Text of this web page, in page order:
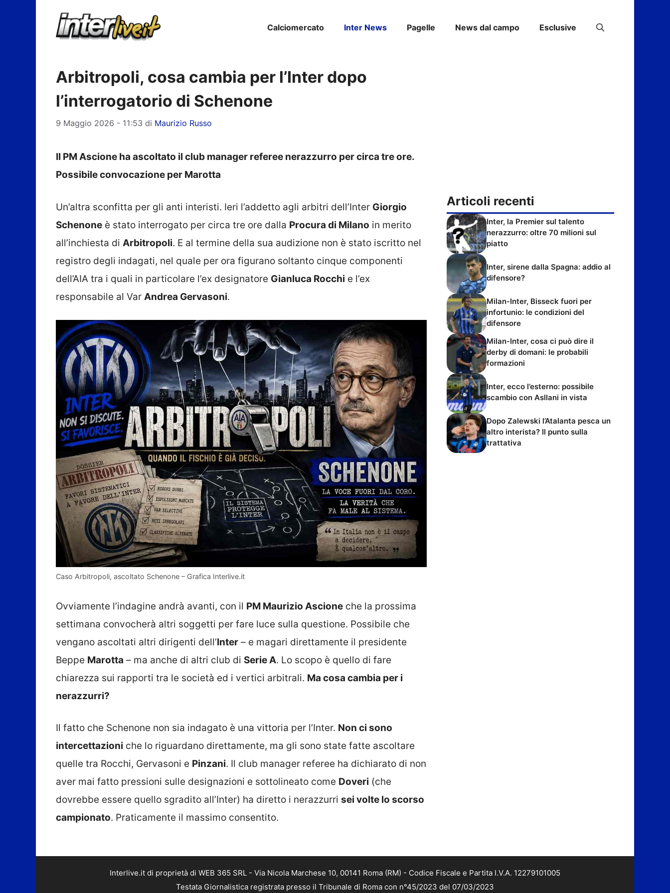
Calciomercato Inter News Pagelle News dal campo Esclusive
Arbitropoli, cosa cambia per l’Inter dopo
l’interrogatorio di Schenone
9 Maggio 2026 - 11:53 di Maurizio Russo
Il PM Ascione ha ascoltato il club manager referee nerazzurro per circa tre ore.
Possibile convocazione per Marotta
Un’altra sconfitta per gli anti interisti. Ieri l’addetto agli arbitri dell’Inter Giorgio
Schenone è stato interrogato per circa tre ore dalla Procura di Milano in merito
all’inchiesta di Arbitropoli. E al termine della sua audizione non è stato iscritto nel
registro degli indagati, nel quale per ora figurano soltanto cinque componenti
dell’AIA tra i quali in particolare l’ex designatore Gianluca Rocchi e l’ex
responsabile al Var Andrea Gervasoni.
Caso Arbitropoli, ascoltato Schenone – Grafica Interlive.it
Ovviamente l’indagine andrà avanti, con il PM Maurizio Ascione che la prossima
settimana convocherà altri soggetti per fare luce sulla questione. Possibile che
vengano ascoltati altri dirigenti dell’Inter – e magari direttamente il presidente
Beppe Marotta – ma anche di altri club di Serie A. Lo scopo è quello di fare
chiarezza sui rapporti tra le società ed i vertici arbitrali. Ma cosa cambia per i
nerazzurri?
Il fatto che Schenone non sia indagato è una vittoria per l’Inter. Non ci sono
intercettazioni che lo riguardano direttamente, ma gli sono state fatte ascoltare
quelle tra Rocchi, Gervasoni e Pinzani. Il club manager referee ha dichiarato di non
aver mai fatto pressioni sulle designazioni e sottolineato come Doveri (che
dovrebbe essere quello sgradito all’Inter) ha diretto i nerazzurri sei volte lo scorso
campionato. Praticamente il massimo consentito.
Articoli recenti
Inter, la Premier sul talento
nerazzurro: oltre 70 milioni sul
piatto
Inter, sirene dalla Spagna: addio al
difensore?
Milan-Inter, Bisseck fuori per
infortunio: le condizioni del
difensore
Milan-Inter, cosa ci può dire il
derby di domani: le probabili
formazioni
Inter, ecco l’esterno: possibile
scambio con Asllani in vista
Dopo Zalewski l’Atalanta pesca un
altro interista? Il punto sulla
trattativa
Interlive.it di proprietà di WEB 365 SRL - Via Nicola Marchese 10, 00141 Roma (RM) - Codice Fiscale e Partita I.V.A. 12279101005
Testata Giornalistica registrata presso il Tribunale di Roma con n°45/2023 del 07/03/2023